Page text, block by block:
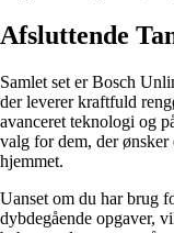
Afsluttende
Samlet set er Bosch
der leverer kraftfuld
avanceret teknologi og
valg for dem, der
hjemmet.
Uanset om du har brug
dybdegående opgaver,